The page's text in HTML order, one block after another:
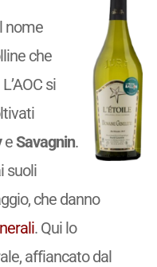
nome
che
si
eSavagnin.
suoli
che danno
. Qui lo
affiancato dal